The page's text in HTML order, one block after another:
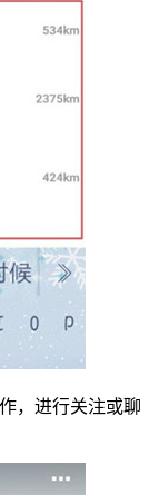
，进行关注或聊